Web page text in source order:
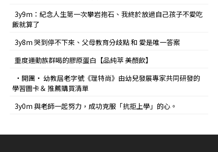
3y9m：紀念人生第一次攀岩抱石、我終於放過自己孩子不愛吃
飯就算了
3y8m 哭到停不下來、父母教育分歧點 和 愛是唯一答案
重度運動族群喝的膠原蛋白【品純萃 美顏飲】
•開團• 幼教屆老字號《理特尚》由幼兒發展專家共同研發的
學習圖卡＆ 推薦購買清單
3y0m 與老師一起努力，成功克服「抗拒上學」的心。